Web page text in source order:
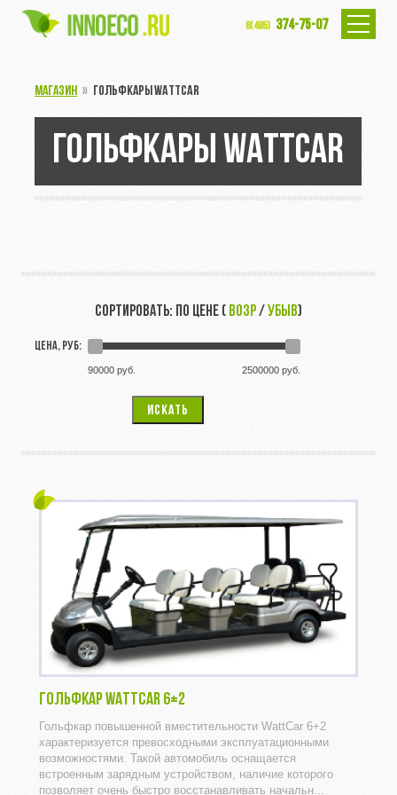
8(495) 374-75-07
МАГАЗИН » ГОЛЬФКАРЫ WATTCAR
ГОЛЬФКАРЫ WATTCAR
СОРТИРОВАТЬ: ПО ЦЕНЕ ( ВОЗР/УБЫВ)
ЦЕНА, РУБ:
90000 руб. 2500000 руб.
ИСКАТЬ
ГОЛЬФКАР WATTCAR 6+2
Гольфкар повышенной вместительности WattCar 6+2
характеризуется превосходными эксплуатационными
возможностями. Такой автомобиль оснащается
встроенным зарядным устройством, наличие которого
позволяет очень быстро восстанавливать начальн...